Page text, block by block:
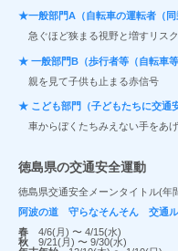
★一般部門A（自転車の運転者（同
急ぐほど狭まる視野と増すリスク
★ 一般部門B（歩行者等（自転車
親を見て子供も止まる赤信号
★ こども部門（子どもたちに交通
車からぼくたちみえない手をあげ
徳島県の交通安全運動
徳島県交通安全メーンタイトル(年
阿波の道 守らなそんそん 交通
春 4/6(月) 〜 4/15(水)
秋 9/21(月) 〜 9/30(水)